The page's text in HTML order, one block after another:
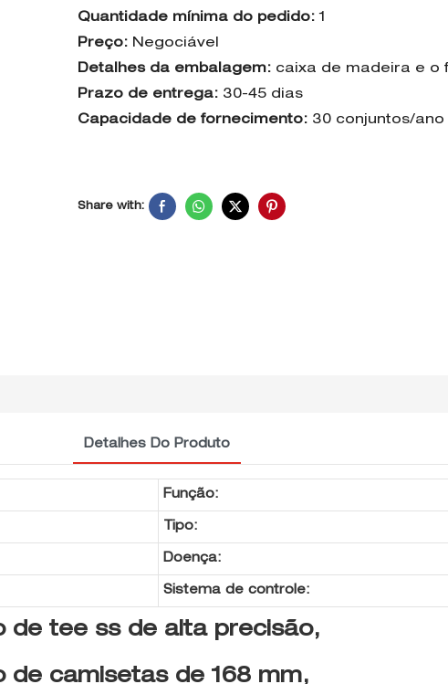
Quantidade mínima do pedido:1
Preço: Negociável
Detalhes da embalagem: caixa de madeira e o
Prazo de entrega: 30-45 dias
Capacidade de fornecimento: 30 conjuntos/ano
Share with:
Detalhes Do Produto
Função:
Tipo:
Doença:
Sistema de controle:
de tee ss de alta precisão,
de camisetas de 168 mm,